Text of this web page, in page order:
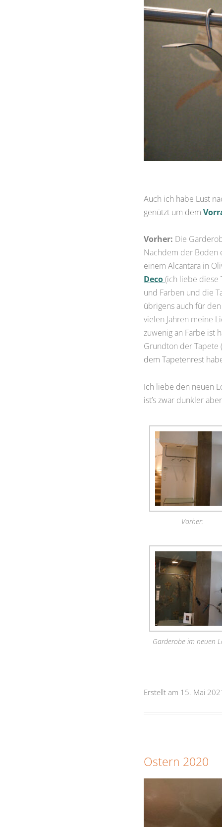
Auch ich habe Lust
genützt um dem
Vorher: Die
Nachdem der Boden
einem Alcantara in
Deco(ich liebe diese
und Farben und die
übrigens auch für
vielen Jahren meine
zuwenig an Farbe ist
Grundton der
dem Tapetenrest
Ich liebe den neuen
ist’s zwar dunkler
Vorher:
Garderobe im neuen
Erstellt am 15. Mai
Ostern 2020